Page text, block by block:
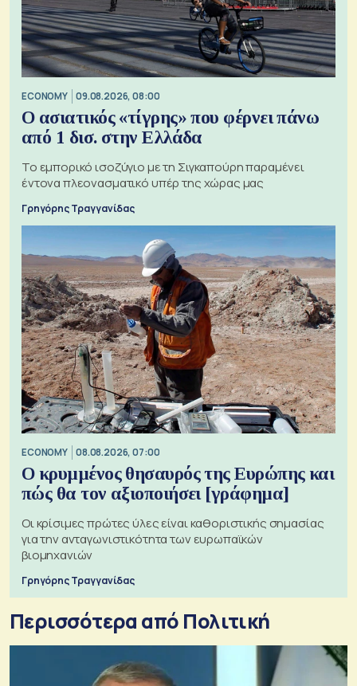
ECONOMY 09.08.2026, 08:00
Ο ασιατικός «τίγρης» που φέρνει πάνω
από 1 δισ. στην Ελλάδα
Το εμπορικό ισοζύγιο με τη Σιγκαπούρη παραμένει
έντονα πλεονασματικό υπέρ της χώρας μας
Γρηγόρης Τραγγανίδας
ECONOMY 08.08.2026, 07:00
Ο κρυμμένος θησαυρός της Ευρώπης και
πώς θα τον αξιοποιήσει [γράφημα]
Οι κρίσιμες πρώτες ύλες είναι καθοριστικής σημασίας
για την ανταγωνιστικότητα των ευρωπαϊκών
βιομηχανιών
Γρηγόρης Τραγγανίδας
Περισσότερα από Πολιτική